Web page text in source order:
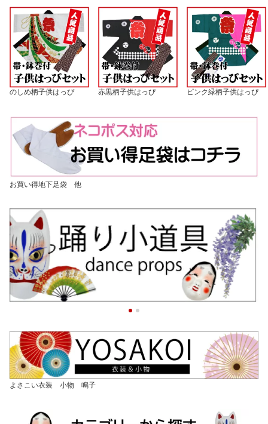
のしめ柄子供はっぴ 赤黒柄子供はっぴ ピンク緑柄子供はっぴ
お買い得地下足袋 他
よさこい衣装 小物 鳴子